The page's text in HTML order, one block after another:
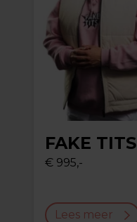
FAKE TITS
€ 995,-
Lees meer